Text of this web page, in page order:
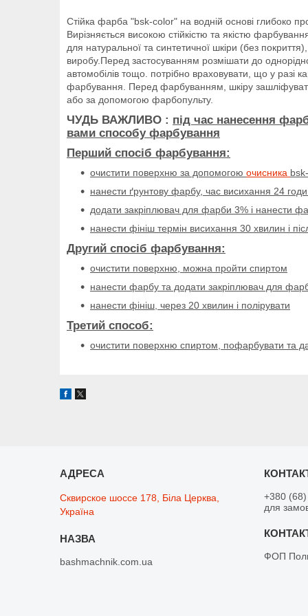
Стійка фарба "bsk-color" на водній основі глибоко
Вирізняється високою стійкістю та якістю
для натуральної та синтетичної шкіри (без
виробу.Перед застосуванням розмішати до
автомобілів тощо. потрібно враховувати, що у разі
фарбування. Перед фарбуванням, шкіру
або за допомогою фарбопульту.
ЧУДЬ ВАЖЛИВО : під час нанесення
вами способу фарбування
Перший спосіб фарбування:
очистити поверхню за допомогою очисника
нанести ґрунтову фарбу, час висихання 24
додати закріплювач для фарби 3% і нанести
нанести фініш термін висихання 30 хвилин і
Другий спосіб фарбування:
очистити поверхню, можна пройти спиртом
нанести фарбу та додати закріплювач для
нанести фініш, через 20 хвилин і полірувати
Третий способ:
очистити поверхню спиртом, пофарбувати та
Сквирское шоссе 178, Біла Церква,
Україна
bashmachnik.com.ua
+380
для
ФОП